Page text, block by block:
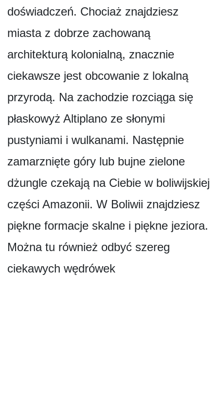
doświadczeń. Chociaż znajdziesz
miasta z dobrze zachowaną
architekturą kolonialną, znacznie
ciekawsze jest obcowanie z lokalną
przyrodą. Na zachodzie rozciąga się
płaskowyż Altiplano ze słonymi
pustyniami i wulkanami. Następnie
zamarznięte góry lub bujne zielone
dżungle czekają na Ciebie w boliwijskiej
części Amazonii. W Boliwii znajdziesz
piękne formacje skalne i piękne jeziora.
Można tu również odbyć szereg
ciekawych wędrówek